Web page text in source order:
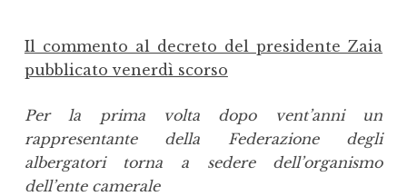
Il commento al decreto del presidente Zaia
pubblicato venerdì scorso
Per la prima volta dopo vent’anni un
rappresentante della Federazione degli
albergatori torna a sedere dell’organismo
dell’ente camerale